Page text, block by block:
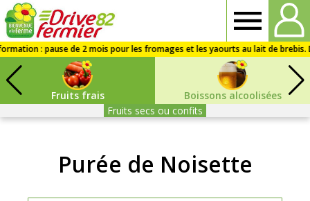
82
Fruits frais
Boissons alcoolisées
Fruits secs ou confits
Purée de Noisette